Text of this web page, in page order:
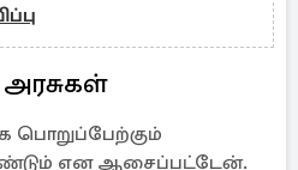
பொறுப்பேற்கும்
என ஆசைப்பட்டேன்.